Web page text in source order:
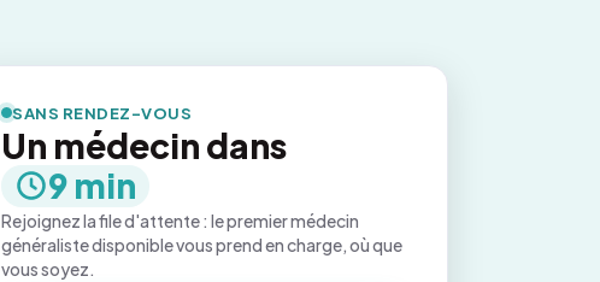
SANS RENDEZ-VOUS
Un médecin dans
9 min
Rejoignez la file d'attente : le premier médecin
généraliste disponible vous prend en charge, où que
vous soyez.